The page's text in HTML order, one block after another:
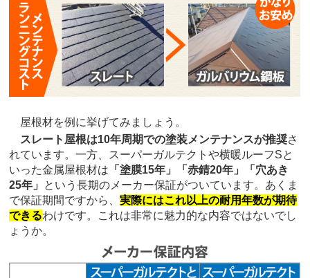
屋根材を例に挙げてみましょう。
スレート屋根は10年周期での塗装メンテナンスが推奨さ
れています。一方、スーパーガルテクトや横暖ルーフSと
いった金属屋根材は 「塗膜15年」「赤錆20年」「穴あき
25年」
という長期のメーカー保証がついています。あくま
で保証期間ですから、実際にはこれ以上の耐用年数が期待
できるわけです。これは非常に魅力的な内容ではないでし
ょうか。